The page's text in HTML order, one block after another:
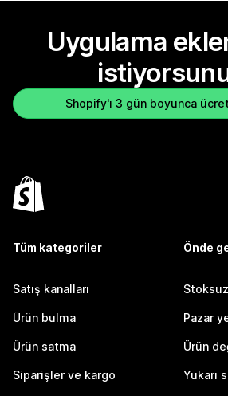
Uygulama
Shopify'ı 3 gün boyunca
Tüm kategoriler
Satış kanalları
Ürün bulma
Ürün satma
Siparişler ve kargo
Önde
Pazar
Ürün
Yukarı